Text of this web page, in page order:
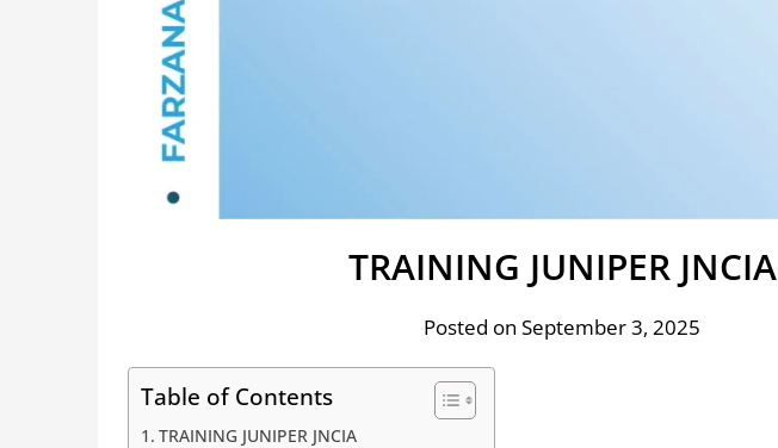
TRAINING JUNIPER JNCIA
Posted on September 3, 2025
Table of Contents
TRAINING JUNIPER JNCIA